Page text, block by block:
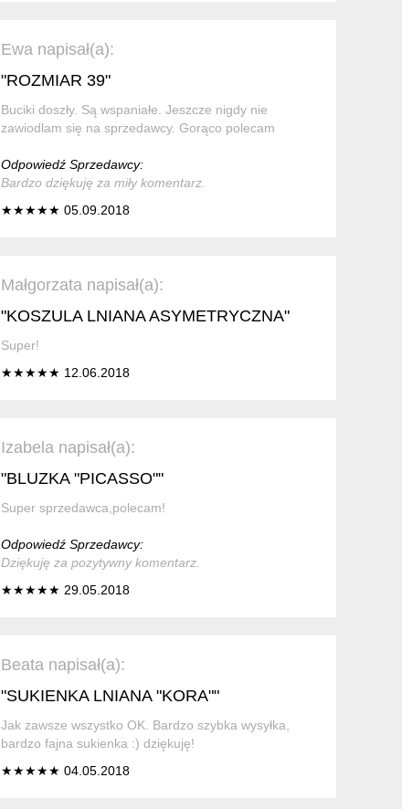
Ewa napisał(a):
"ROZMIAR 39"
Buciki doszły. Są wspaniałe. Jeszcze nigdy nie
zawiodlam się na sprzedawcy. Gorąco polecam
Odpowiedź Sprzedawcy:
Bardzo dziękuję za miły komentarz.
★★★★★ 05.09.2018
Małgorzata napisał(a):
"KOSZULA LNIANA ASYMETRYCZNA"
Super!
★★★★★ 12.06.2018
Izabela napisał(a):
"BLUZKA "PICASSO""
Super sprzedawca,polecam!
Odpowiedź Sprzedawcy:
Dziękuję za pozytywny komentarz.
★★★★★ 29.05.2018
Beata napisał(a):
"SUKIENKA LNIANA "KORA""
Jak zawsze wszystko OK. Bardzo szybka wysyłka,
bardzo fajna sukienka :) dziękuję!
★★★★★ 04.05.2018